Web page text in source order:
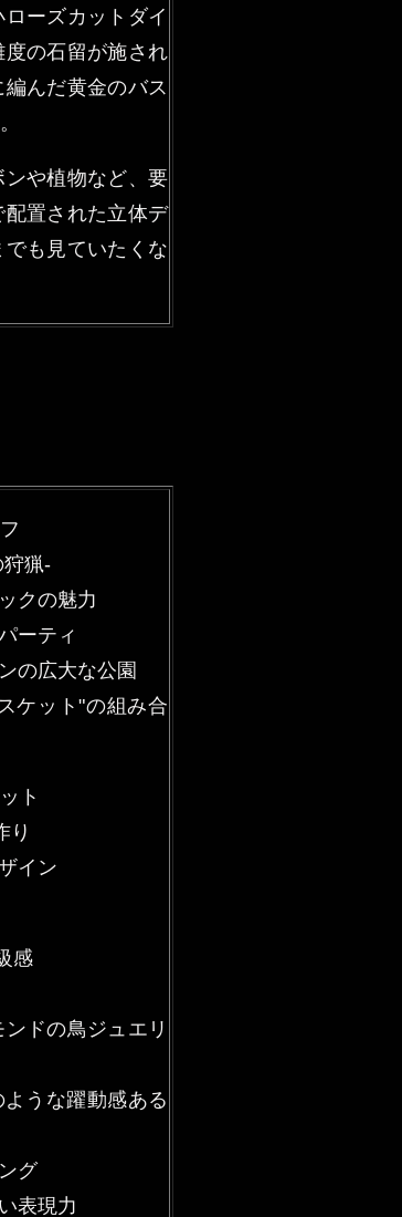
ーズカットダイ
の石留が施され
んだ黄金のバス
や植物など、要
置された立体デ
も見ていたくな
猟-
クの魅力
ーティ
の広大な公園
ケット"の組み合
ト
り
イン
感
ドの鳥ジュエリ
うな躍動感ある
グ
表現力